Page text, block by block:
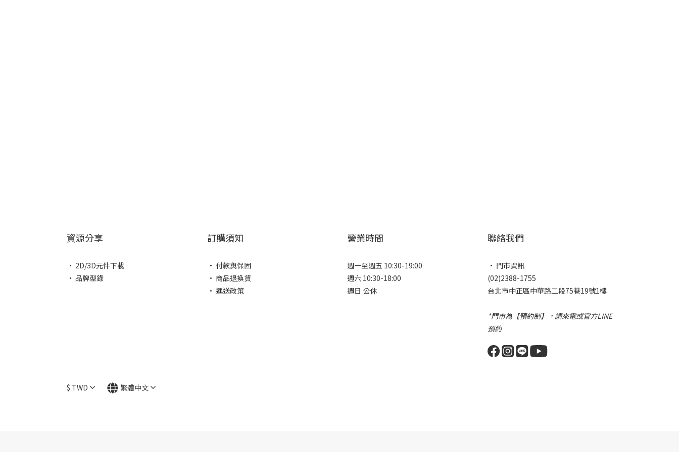
資源分享
• 2D/3D元件下載
• 品牌型錄
訂購須知
• 付款與保固
• 商品退換貨
• 運送政策
營業時間
週一至週五 10:30-19:00
週六 10:30-18:00
週日 公休
聯絡我們
• 門市資訊
(02)2388-1755
台北市中正區中華路二段75巷19號1樓
*門市為【預約制】，請來電或官方LINE
預約
$ TWD 繁體中文